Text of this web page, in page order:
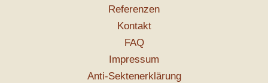
Referenzen
Kontakt
FAQ
Impressum
Anti-Sektenerklärung